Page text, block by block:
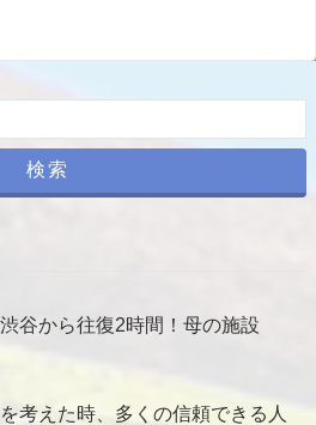
谷から往復2時間！母の施設
考えた時、多くの信頼できる人